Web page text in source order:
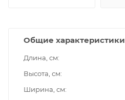
Общие характеристики
Длина, см
Высота, см
Ширина, см